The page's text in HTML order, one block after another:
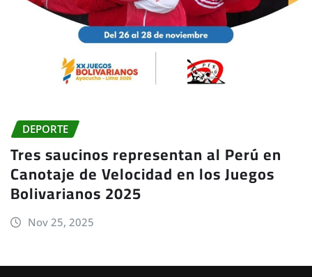
DEPORTE
Tres saucinos representan al Perú en
Canotaje de Velocidad en los Juegos
Bolivarianos 2025
Nov 25, 2025